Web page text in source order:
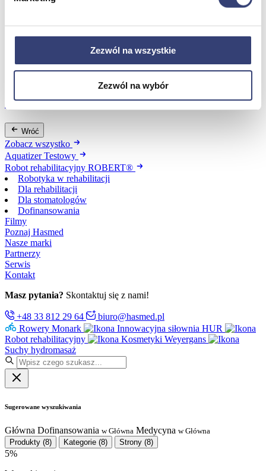
Zezwól na wszystkie
Zezwól na wybór
Zobacz wszystko
Wróć
Zobacz wszystko
Aquatizer Testowy
Robot rehabilitacyjny ROBERT®
Robotyka w rehabilitacji
Dla rehabilitacji
Dla stomatologów
Dofinansowania
Filmy
Poznaj Hasmed
Nasze marki
Partnerzy
Serwis
Kontakt
Masz pytania? Skontaktuj się z nami!
+48 33 812 29 64
biuro@hasmed.pl
Rowery Monark
Innowacyjna siłownia HUR
Robot rehabilitacyjny
Kosmetyki Weyergans
Suchy hydromasaż
Sugerowane wyszukiwania
Główna Dofinansowania w Główna Medycyna w Główna
Produkty (8) Kategorie (8) Strony (8)
5%